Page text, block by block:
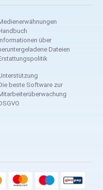
über
Dateien
beste Software zur